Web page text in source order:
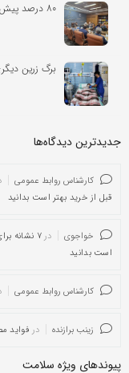
۸۰ درصد پیش ثبت‌نام دانش‌آموزان پایه اول در کردستان انجام شد
برگ زرین
جدیدترین دیدگاه‌‌ها
کارشناس روابط عمومی
قبل از خرید بهتر است بدانید
خواجوی در
۷ نشانه
است بدانید
کارشناس روابط عمومی
زینب برازنده در فواید
پیوندهای ویژه سلامت